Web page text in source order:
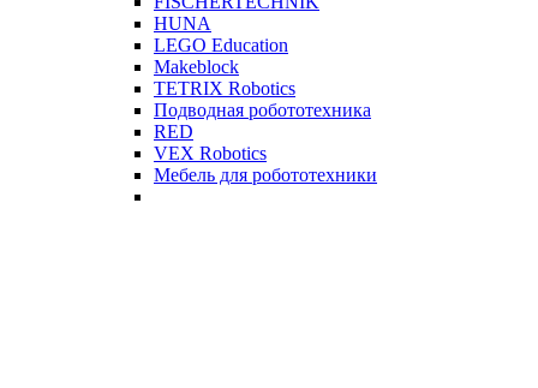
HUNA
LEGO Education
Makeblock
TETRIX Robotics
Подводная робототехника
RED
VEX Robotics
Мебель для робототехники